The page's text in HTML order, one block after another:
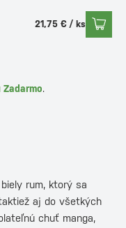
21,75 € / ks
Zadarmo.
rum, ktorý sa
aj do všetkých
chuť manga,